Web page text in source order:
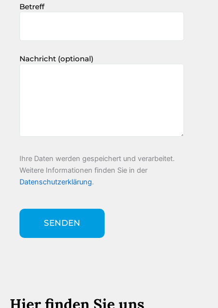
Betreff
Nachricht (optional)
Ihre Daten werden gespeichert und verarbeitet.
Weitere Informationen finden Sie in der
Datenschutzerklärung.
Hier finden Sie uns